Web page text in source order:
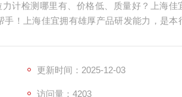
计检测哪里有、价格低、质量好？上海佳
！上海佳宜拥有雄厚产品研发能力，是本
更新时间：2025-12-03
访问量：4203